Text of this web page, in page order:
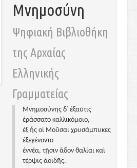
Μνημοσύνη
Ψηφιακή Βιβλιοθήκη
της Αρχαίας
Ελληνικής
Γραμματείας
Μνημοσύνης δ᾽ ἐξαῦτις
ἐράσσατο καλλικόμοιο,
ἐξ ἧς οἱ Μοῦσαι χρυσάμπυκες
ἐξεγένοντο
ἐννέα, τῇσιν ἅδον θαλίαι καὶ
τέρψις ἀοιδῆς.